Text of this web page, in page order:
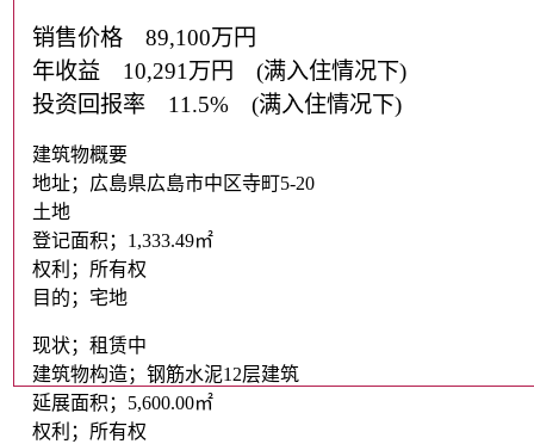
销售价格 89,100万円
年收益 10,291万円 (满入住情况下)
投资回报率 11.5% (满入住情况下)
建筑物概要
地址；広島県広島市中区寺町5-20
土地
登记面积；1,333.49㎡
权利；所有权
目的；宅地
现状；租赁中
建筑物构造；钢筋水泥12层建筑
延展面积；5,600.00㎡
权利；所有权